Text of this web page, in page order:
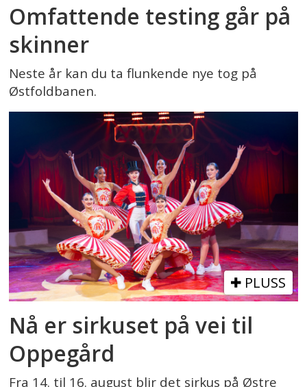
Omfattende testing går på
skinner
Neste år kan du ta flunkende nye tog på
Østfoldbanen.
PLUSS
Nå er sirkuset på vei til
Oppegård
Fra 14. til 16. august blir det sirkus på Østre